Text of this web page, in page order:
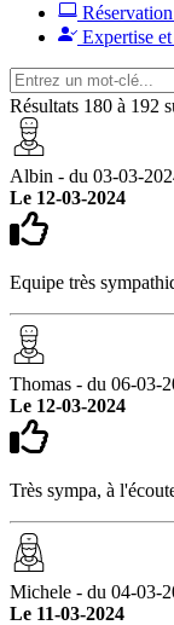
Expertise
Résultats 180 à 192
Albin - du 03-03-
Le 12-03-2024
Equipe très
Thomas - du 06-03-
Le 12-03-2024
Très sympa, à
Michele - du 04-03-
Le 11-03-2024